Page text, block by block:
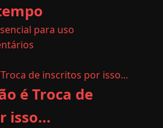
para uso
é Troca de
isso...